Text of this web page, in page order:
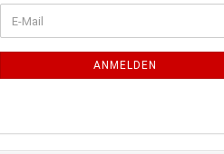
ZUR
E-
Mail
ANMELDEN